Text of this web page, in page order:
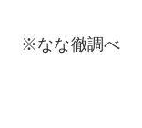
※なな徹調べ